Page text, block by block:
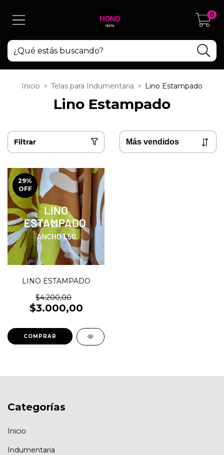
0
Inicio > Telas para Indumentaria > Lino Estampado
Lino Estampado
Filtrar
29%
OFF
LINO ESTAMPADO
$4.200,00
$3.000,00
COMPRAR
Categorías
Inicio
Indumentaria